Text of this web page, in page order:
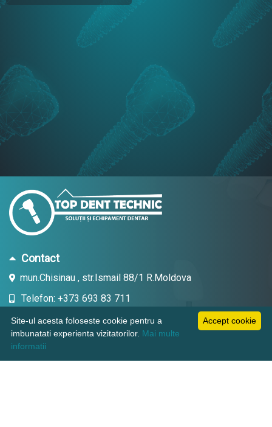
Contact
mun.Chisinau , str.Ismail 88/1 R.Moldova
Telefon: +373 693 83 711
Email: topdent.technic@gmail.com
Accept cookie
Site-ul acesta foloseste cookie pentru a
imbunatati experienta vizitatorilor. Mai multe
informatii